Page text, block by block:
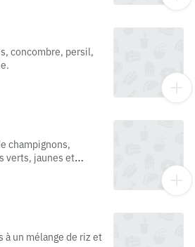
concombre, persil,
champignons,
verts, jaunes et
à un mélange de riz et